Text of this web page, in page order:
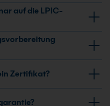
Testprüfungen. Offene
geklärt.
Zeit liegt der Fokus auf
und Klärung
auf die LPIC-
des LPIC-1-
Testprüfungen den
Außerdem
Ablauf der LPI-
oder als
Inhouse-
Zertifikat?